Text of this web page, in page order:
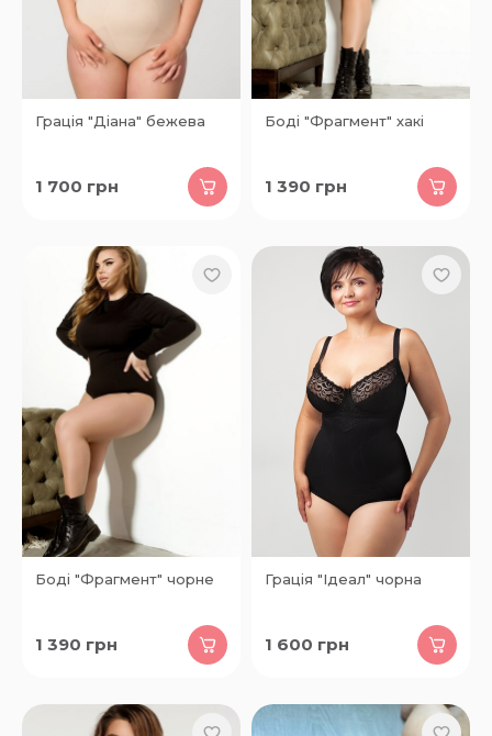
Грація "Діана" бежева
1 700 грн
Боді "Фрагмент" хакі
1 390 грн
Боді "Фрагмент" чорне
1 390 грн
Грація "Ідеал" чорна
1 600 грн